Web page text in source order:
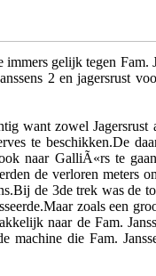
gelijk tegen Fam.
2 en jagersrust
want zowel Jagersrust
te beschikken.De
naar GalliÃ«rs te
de verloren meters
de 3de trek was de
zoals een
naar de Fam.
machine die Fam.